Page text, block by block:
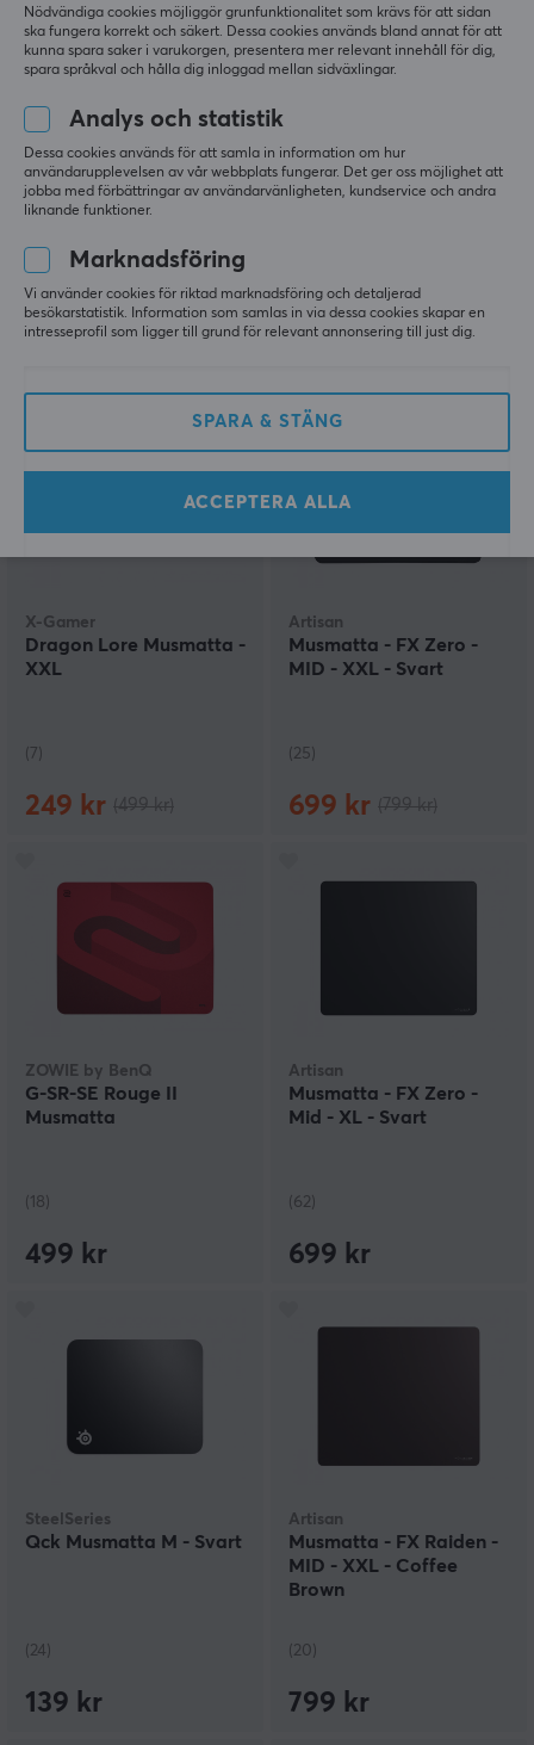
SteelSeries
QcK XXL Musmatta
(8)
Mionix
Alioth Musmatta - XXL
(17)
SPARA 50%
X-Gamer
Dragon Lore Musmatta -
XXL
(7)
249 kr
Artisan
Musmatta - FX Zero -
MID - XXL - Svart
(25)
699 kr
ZOWIE by BenQ
G-SR-SE Rouge II
Musmatta
(18)
499 kr
Artisan
Musmatta - FX Zero -
Mid - XL - Svart
(62)
699 kr
SteelSeries
Qck Musmatta M - Svart
(24)
139 kr
Artisan
Musmatta - FX Raiden -
MID - XXL - Coffee
Brown
(20)
799 kr
Nödvändiga cookies möjliggör grunfunktionalitet som krävs för att sidan
ska fungera korrekt och säkert. Dessa cookies används bland annat för att
kunna spara saker i varukorgen, presentera mer relevant innehåll för dig,
spara språkval och hålla dig inloggad mellan sidväxlingar.
Analys och statistik
Dessa cookies används för att samla in information om hur
användarupplevelsen av vår webbplats fungerar. Det ger oss möjlighet att
jobba med förbättringar av användarvänligheten, kundservice och andra
liknande funktioner.
Marknadsföring
Vi använder cookies för riktad marknadsföring och detaljerad
besökarstatistik. Information som samlas in via dessa cookies skapar en
intresseprofil som ligger till grund för relevant annonsering till just dig.
SPARA & STÄNG
ACCEPTERA ALLA